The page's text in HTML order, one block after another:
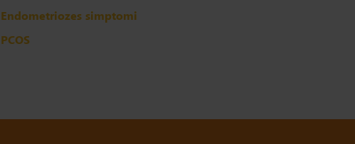
Endometriozes simptomi
PCOS